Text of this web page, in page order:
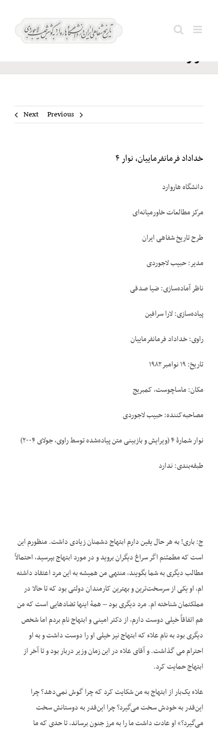
فرمانفرماییان،
نوار ۴
Previous
Next
خداداد فرمانفرماییان، نوار ۴
دانشگاه هاروارد
مرکز مطالعات خاورمیانه‌ای
طرح تاریخ شفاهی ایران
مدیر: حبیب لاجوردی
ناظر آماده‌سازی: ضیا صدقی
پیاده‌سازی: لارا سرافین
راوی: خداداد فرمانفرماییان
تاریخ: ۱۹ نوامبر ۱۹۸۲
مکان: ماساچوست، کمبریج
مصاحبه‌کننده: حبیب لاجوردی
نوار شمارهٔ ۴ (ویرایش و بازبینی متن پیاده‌شده توسط راوی، جولای ۲۰۰۴)
طبقه‌بندی: ندارد
ج: باری! به هر حال یقین دارم ابتهاج دشمنان زیادی داشت. منظورم این
است که مطمئنم اگر سراغ دیگران بروید و در مورد ابتهاج بپرسید، احتمالاً
مطالب دیگری به شما بگویند، منتهی من همیشه به این مرد اعتقاد داشته
ام، او یکی از سرسخت‌ترین و بهترین کارمندان دولتی بود که تا حالا در
مملکتمان شناخته ام. مرد دیگری بود – همهٔ اینها تضادهایی است که من
هم اتفاقاً خیلی دوست دارم، از دکتر امینی و ابتهاج نام بردم اما شخص
دیگری بود به نام علاء که ابتهاج نیز خیلی او را دوست داشت و به او
احترام می گذاشت. و آقای علاء در این زمان وزیر دربار بود و تا آخر از
ابتهاج حمایت کرد.
علاء یک‌بار از ابتهاج به من شکایت کرد که چرا گوش نمی‌دهد؟ چرا
این‌قدر به خودش سخت می‌گیرد؟ چرا این‌قدر به دوستانش سخت
می‌گیرد؟» او عادت داشت ما را به مرز جنون برساند، تا حدی که ما